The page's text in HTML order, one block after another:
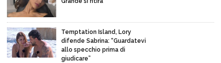
Temptation Island, Lory
difende Sabrina: “Guardatevi
allo specchio prima di
giudicare”